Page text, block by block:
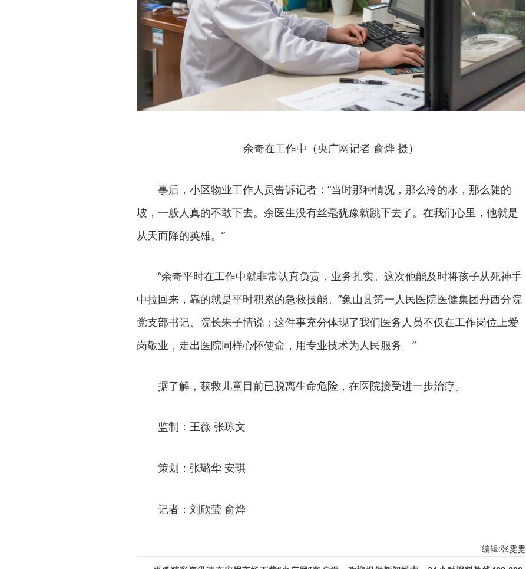
余奇在工作中（央广网记者 俞烨 摄）
事后，小区物业工作人员告诉记者：“当时那种情况，那么冷的水，那么陡的
坡，一般人真的不敢下去。余医生没有丝毫犹豫就跳下去了。在我们心里，他就是
从天而降的英雄。”
“余奇平时在工作中就非常认真负责，业务扎实。这次他能及时将孩子从死神手
中拉回来，靠的就是平时积累的急救技能。”象山县第一人民医院医健集团丹西分院
党支部书记、院长朱子情说：这件事充分体现了我们医务人员不仅在工作岗位上爱
岗敬业，走出医院同样心怀使命，用专业技术为人民服务。”
据了解，获救儿童目前已脱离生命危险，在医院接受进一步治疗。
监制：王薇 张琼文
策划：张璐华 安琪
记者：刘欣莹 俞烨
编辑:张雯雯